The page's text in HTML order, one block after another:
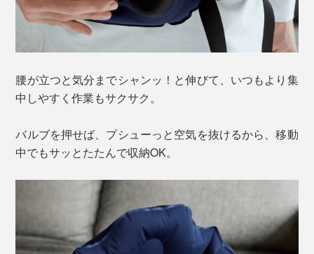
腰が立つと気分までシャンッ！と伸びて、いつもより集
中しやすく作業もサクサク。
バルブを押せば、プシューっと空気を抜けるから、移動
中でもサッとたたんで収納OK。